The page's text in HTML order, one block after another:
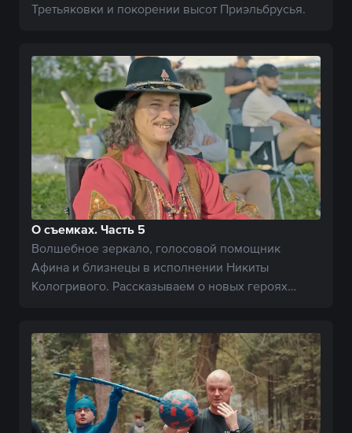
Третьяковки и покорении высот Приэльбрусья.
О съемках. Часть 5
Волшебное зеркало, голосовой помощник
Афина и близнецы в исполнении Никиты
Кологривого. Рассказываем о новых героях